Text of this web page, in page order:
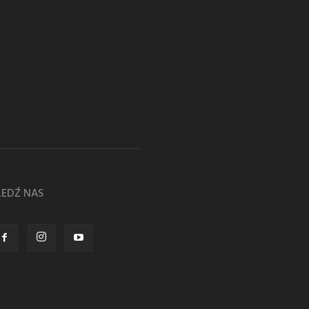
NAS